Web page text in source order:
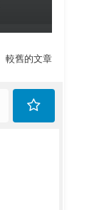
較舊的文章